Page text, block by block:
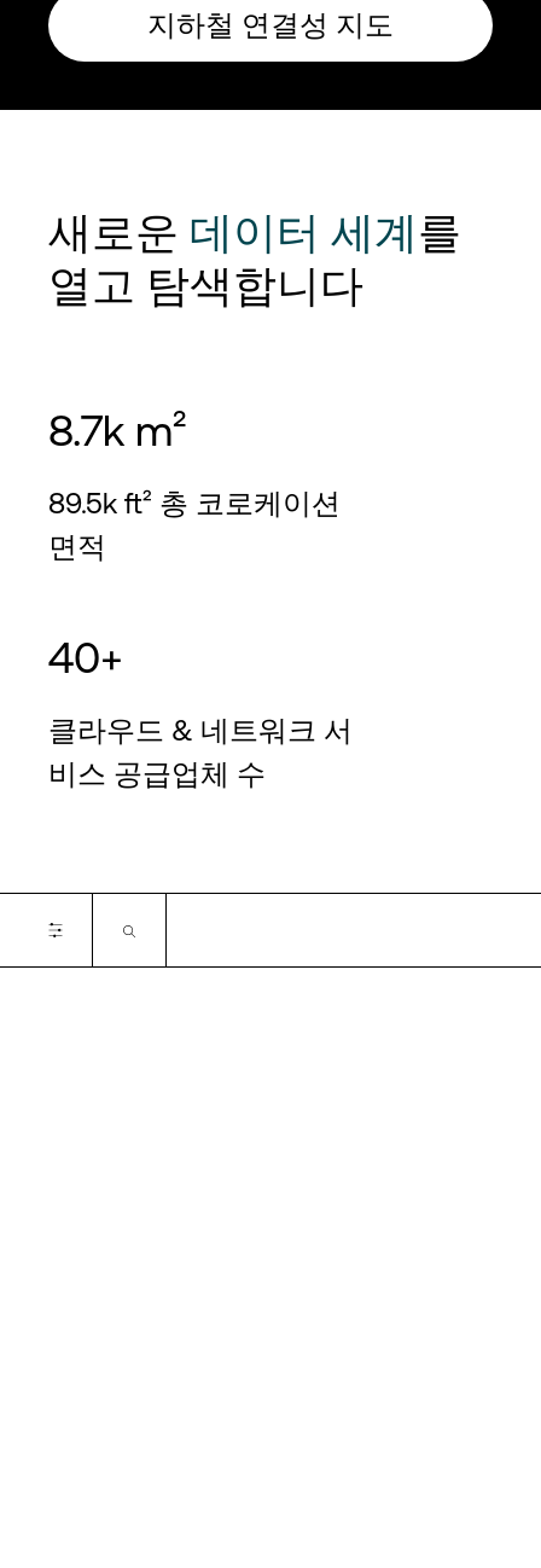
지하철 연결성 지도
새로운 데이터 세계를
열고 탐색합니다
8.7k m²
89.5k ft² 총 코로케이션
면적
40+
클라우드 & 네트워크 서
비스 공급업체 수